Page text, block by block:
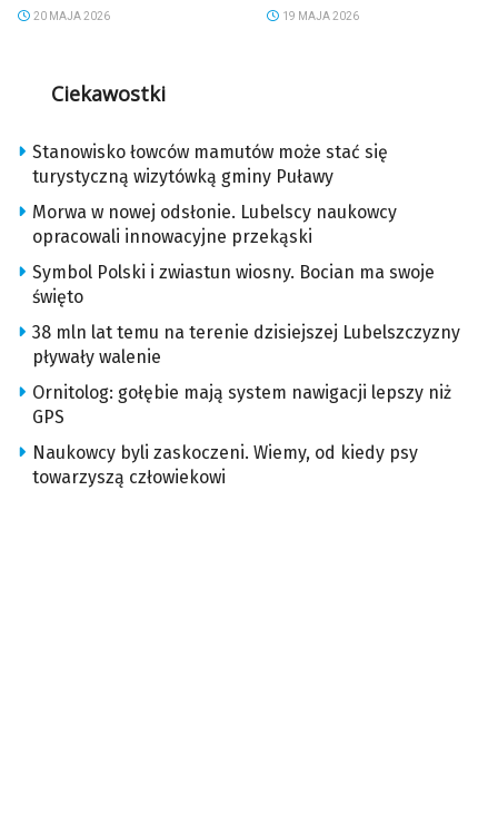
20 MAJA 2026 19 MAJA 2026
Ciekawostki
Stanowisko łowców mamutów może stać się
turystyczną wizytówką gminy Puławy
Morwa w nowej odsłonie. Lubelscy naukowcy
opracowali innowacyjne przekąski
Symbol Polski i zwiastun wiosny. Bocian ma swoje
święto
38 mln lat temu na terenie dzisiejszej Lubelszczyzny
pływały walenie
Ornitolog: gołębie mają system nawigacji lepszy niż
GPS
Naukowcy byli zaskoczeni. Wiemy, od kiedy psy
towarzyszą człowiekowi